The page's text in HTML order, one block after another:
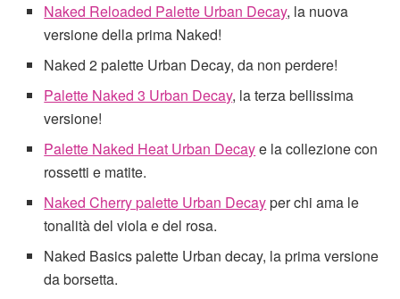
Naked Reloaded Palette Urban Decay, la nuova
versione della prima Naked!
Naked 2 palette Urban Decay, da non perdere!
Palette Naked 3 Urban Decay, la terza bellissima
versione!
Palette Naked Heat Urban Decaye la collezione con
rossetti e matite.
Naked Cherry palette Urban Decayper chi ama le
tonalità del viola e del rosa.
Naked Basics palette Urban decay, la prima versione
da borsetta.